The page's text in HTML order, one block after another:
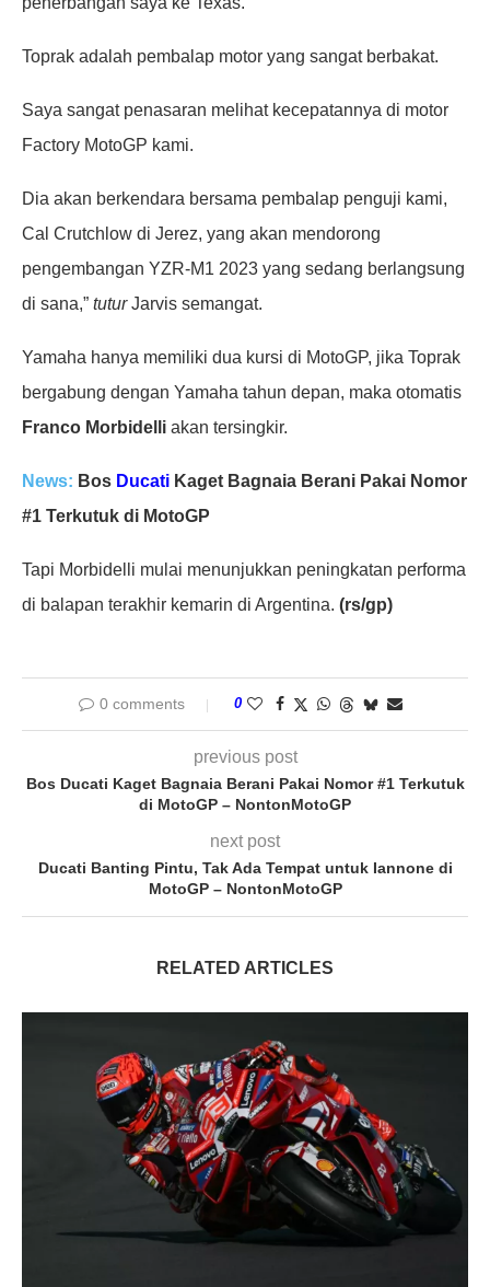
Toprak adalah pembalap motor yang sangat berbakat.
Saya sangat penasaran melihat kecepatannya di motor
Factory MotoGP kami.
Dia akan berkendara bersama pembalap penguji kami,
Cal Crutchlow di Jerez, yang akan mendorong
pengembangan YZR-M1 2023 yang sedang berlangsung
di sana,” tuturJarvis semangat.
Yamaha hanya memiliki dua kursi di MotoGP, jika Toprak
bergabung dengan Yamaha tahun depan, maka otomatis
Franco Morbidelli akan tersingkir.
News: Bos Ducati Kaget Bagnaia Berani Pakai Nomor
#1 Terkutuk di MotoGP
Tapi Morbidelli mulai menunjukkan peningkatan performa
di balapan terakhir kemarin di Argentina. (rs/gp)
0 comments 0
previous post
Bos Ducati Kaget Bagnaia Berani Pakai Nomor #1 Terkutuk
di MotoGP – NontonMotoGP
next post
Ducati Banting Pintu, Tak Ada Tempat untuk Iannone di
MotoGP – NontonMotoGP
RELATED ARTICLES